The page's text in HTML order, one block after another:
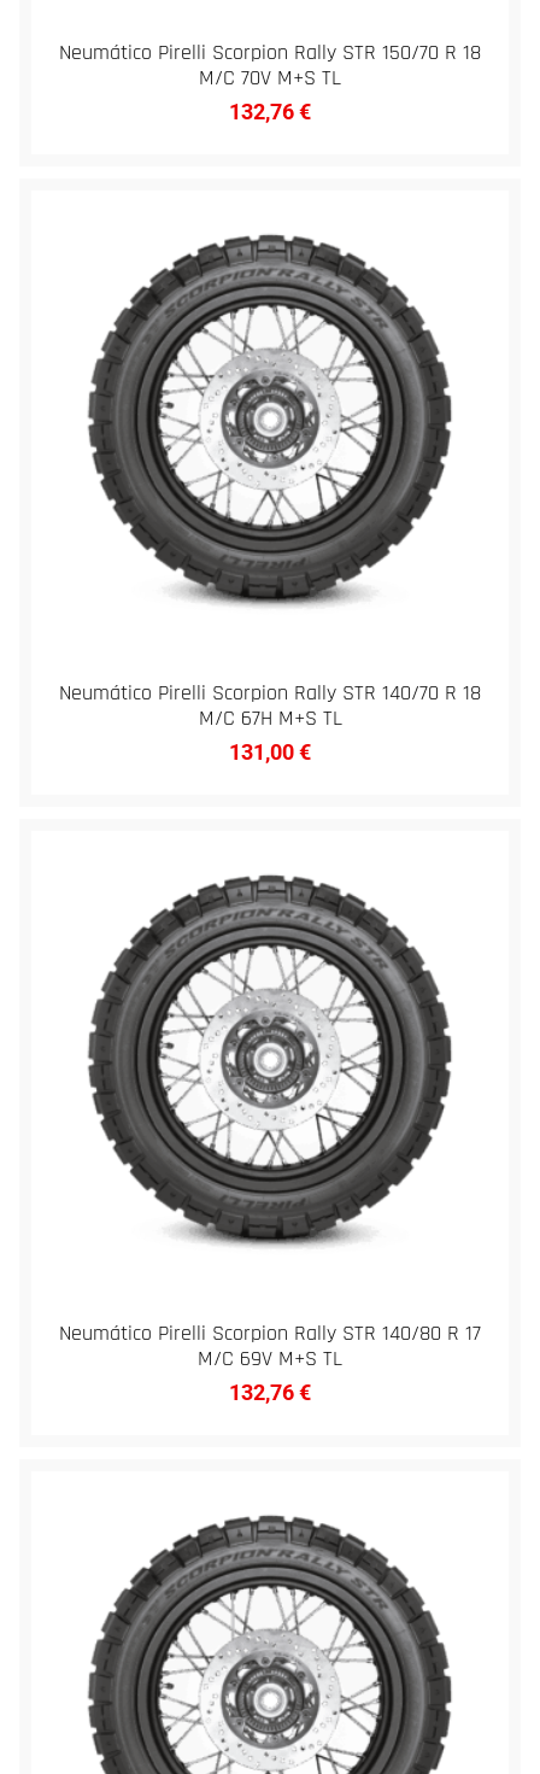
Neumático Pirelli Scorpion Rally STR 150/70 R 18
M/C 70V M+S TL
132,76€
Neumático Pirelli Scorpion Rally STR 140/70 R 18
M/C 67H M+S TL
131,00€
Neumático Pirelli Scorpion Rally STR 140/80 R 17
M/C 69V M+S TL
132,76€